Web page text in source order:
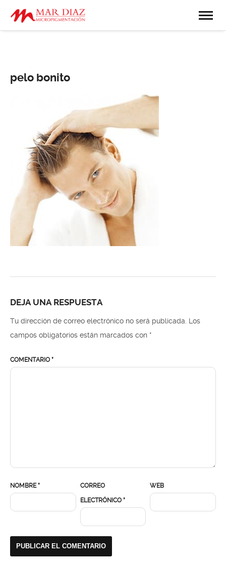
pelo bonito
DEJA UNA RESPUESTA
Tu dirección de correo electrónico no será publicada. Los
campos obligatorios están marcados con *
COMENTARIO *
NOMBRE* CORREO
ELECTRÓNICO *
WEB